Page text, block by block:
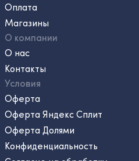
Оплата
Магазины
О компании
О нас
Контакты
Условия
Оферта
Оферта Яндекс Сплит
Оферта Долями
Конфиденциальность